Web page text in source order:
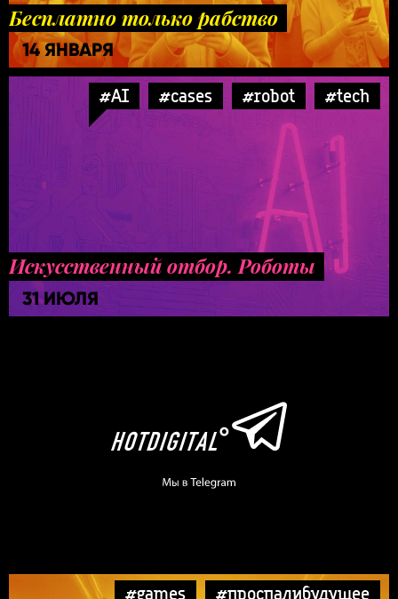
Бесплатно только рабство
14 ЯНВАРЯ
#AI #cases #robot #tech
Искусственный отбор. Роботы
31 ИЮЛЯ
#games #проспалибудущее